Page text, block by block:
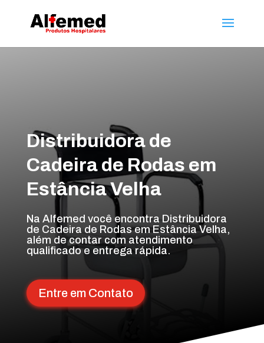
Distribuidora de
Cadeira de Rodas em
Estância Velha
Na Alfemed você encontra Distribuidora
de Cadeira de Rodas em Estância Velha,
além de contar com atendimento
qualificado e entrega rápida.
Entre em Contato